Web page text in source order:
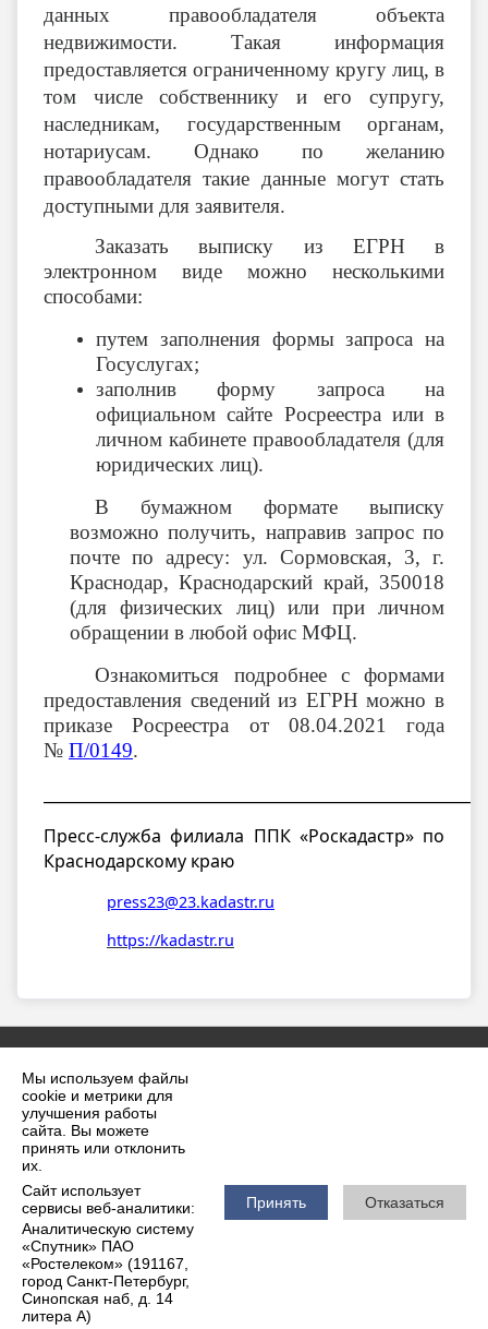
Мы используем файлы
cookie и метрики для
улучшения работы
сайта. Вы можете
принять или отклонить
их.
Сайт использует
сервисы веб-аналитики:
Аналитическую систему
«Спутник» ПАО
«Ростелеком» (191167,
город Санкт-Петербург,
Синопская наб, д. 14
литера А)
Принять Отказаться
данных правообладателя объекта
недвижимости. Такая информация
предоставляется ограниченному кругу лиц, в
том числе собственнику и его супругу,
наследникам, государственным органам,
нотариусам. Однако по желанию
правообладателя такие данные могут стать
доступными для заявителя.
Заказать выписку из ЕГРН в
электронном виде можно несколькими
способами:
путем заполнения формы запроса на
Госуслугах;
заполнив форму запроса на
официальном сайте Росреестра или в
личном кабинете правообладателя (для
юридических лиц).
В бумажном формате выписку
возможно получить, направив запрос по
почте по адресу: ул. Сормовская, 3, г.
Краснодар, Краснодарский край, 350018
(для физических лиц) или при личном
обращении в любой офис МФЦ.
Ознакомиться подробнее с формами
предоставления сведений из ЕГРН можно в
приказе Росреестра от 08.04.2021 года
№ П/0149.
Пресс-служба филиала ППК «Роскадастр» по
Краснодарскому краю
press23@23.kadastr.ru
https://kadastr.ru
2026 г. krilovskaya.ru
Вход
Карта сайта
Политика обработки персональных данных
Сделано на KubCMS
Разработка и поддержка